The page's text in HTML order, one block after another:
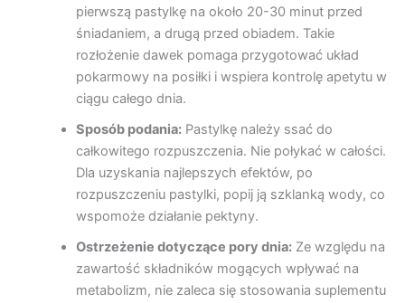
pierwszą pastylkę na około 20-30 minut przed
śniadaniem, a drugą przed obiadem. Takie
rozłożenie dawek pomaga przygotować układ
pokarmowy na posiłki i wspiera kontrolę apetytu w
ciągu całego dnia.
Sposób podania:Pastylkę należy ssać do
całkowitego rozpuszczenia. Nie połykać w całości.
Dla uzyskania najlepszych efektów, po
rozpuszczeniu pastylki, popij ją szklanką wody, co
wspomoże działanie pektyny.
Ostrzeżenie dotyczące pory dnia:Ze względu na
zawartość składników mogących wpływać na
metabolizm, nie zaleca się stosowania suplementu